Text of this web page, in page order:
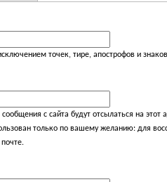
точек, тире, апострофов и
с сайта будут отсылаться на этот
только по вашему желанию: для